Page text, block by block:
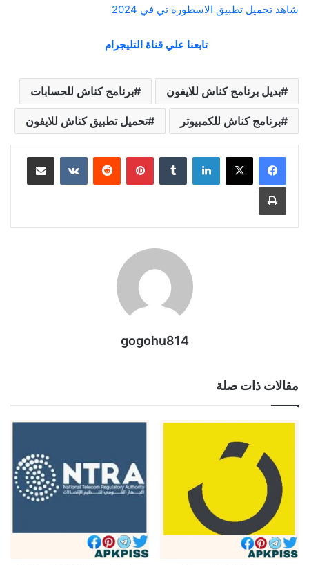
شاهد تحميل تطبيق الاسطورة تي في 2024
تابعنا علي قناة التليجرام
بديل برنامج كناش للايفون برنامج كناش للحسابات
برنامج كناش للكمبيوتر تحميل تطبيق كناش للايفون
لينكدإن بينتيريست مشاركة عبر البريد
طباعة
gogohu814
مقالات ذات صلة